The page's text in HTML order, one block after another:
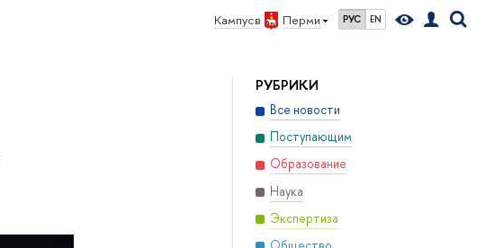
Кампус в Перми РУС EN
РУБРИКИ
Все новости
Поступающим
Образование
Наука
Экспертиза